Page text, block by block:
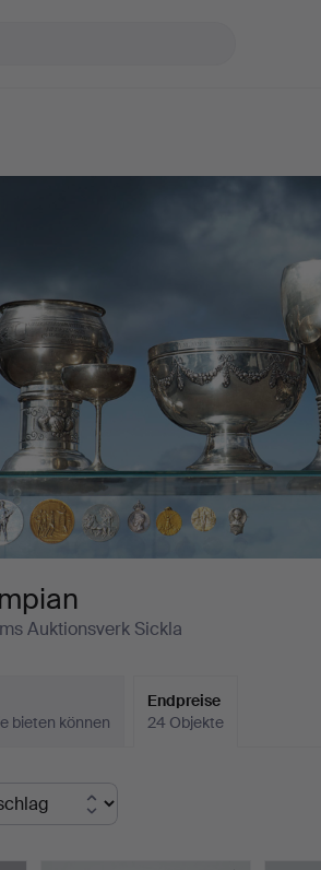
Auktionsverk Sickla
bieten können
Endpreise
24 Objekte